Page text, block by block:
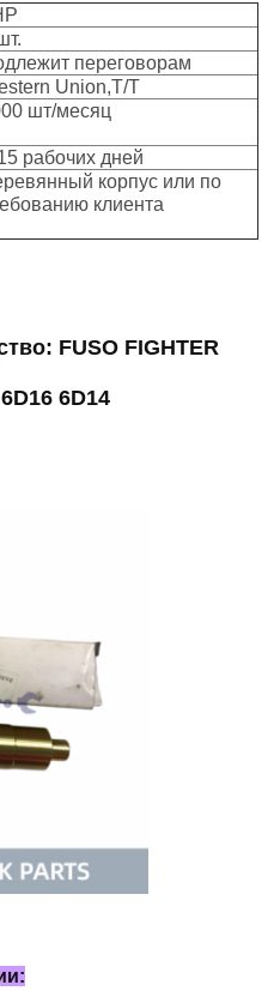
переговорам
Union,T/T
шт/месяц
рабочих дней
корпус или по
клиента
FUSO FIGHTER
6D14